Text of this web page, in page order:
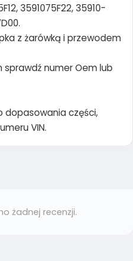
3591075F22, 35910-
z żarówką i przewodem
sprawdź numer Oem lub
dopasowania części,
VIN.
żadnej recenzji.